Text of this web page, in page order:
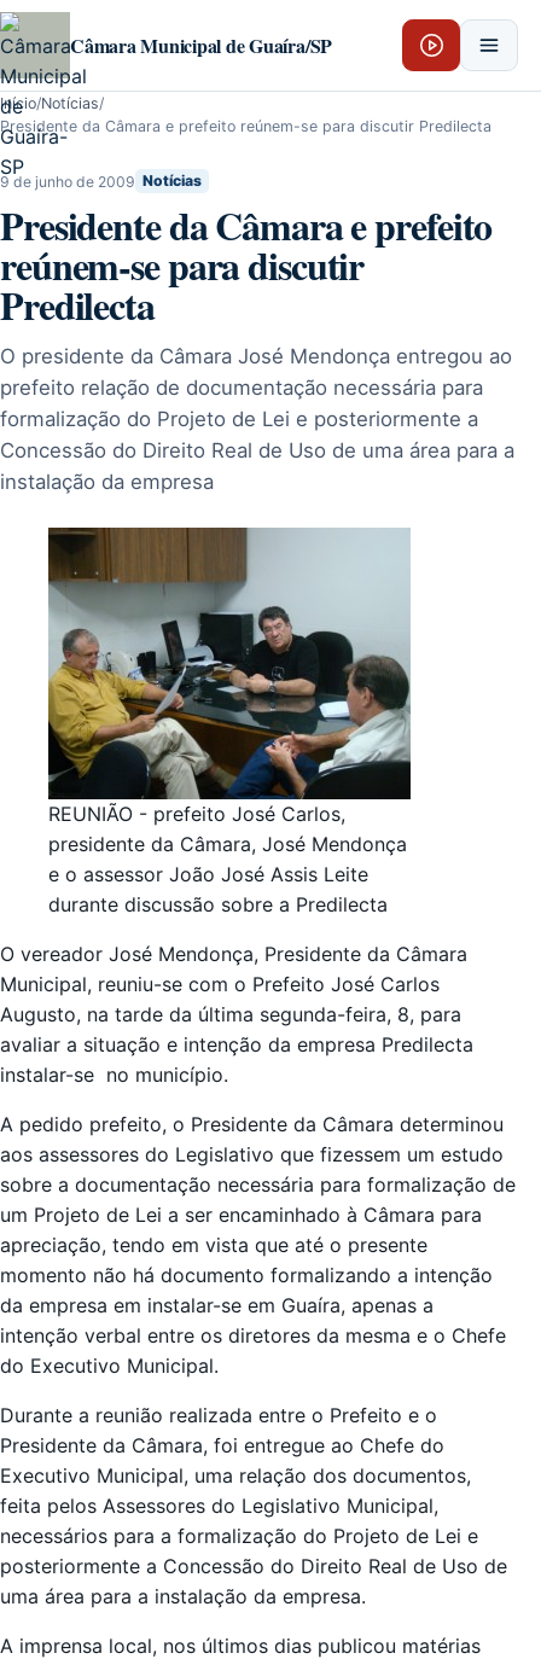
Pular para o conteúdo
Câmara Municipal de Guaíra/SP
Início/Notícias/
Presidente da Câmara e prefeito reúnem-se para discutir Predilecta
9 de junho de 2009 Notícias
Presidente da Câmara e prefeito
reúnem-se para discutir
Predilecta
O presidente da Câmara José Mendonça entregou ao
prefeito relação de documentação necessária para
formalização do Projeto de Lei e posteriormente a
Concessão do Direito Real de Uso de uma área para a
instalação da empresa
REUNIÃO - prefeito José Carlos,
presidente da Câmara, José Mendonça
e o assessor João José Assis Leite
durante discussão sobre a Predilecta
O vereador José Mendonça, Presidente da Câmara
Municipal, reuniu-se com o Prefeito José Carlos
Augusto, na tarde da última segunda-feira, 8, para
avaliar a situação e intenção da empresa Predilecta
instalar-se no município.
A pedido prefeito, o Presidente da Câmara determinou
aos assessores do Legislativo que fizessem um estudo
sobre a documentação necessária para formalização de
um Projeto de Lei a ser encaminhado à Câmara para
apreciação, tendo em vista que até o presente
momento não há documento formalizando a intenção
da empresa em instalar-se em Guaíra, apenas a
intenção verbal entre os diretores da mesma e o Chefe
do Executivo Municipal.
Durante a reunião realizada entre o Prefeito e o
Presidente da Câmara, foi entregue ao Chefe do
Executivo Municipal, uma relação dos documentos,
feita pelos Assessores do Legislativo Municipal,
necessários para a formalização do Projeto de Lei e
posteriormente a Concessão do Direito Real de Uso de
uma área para a instalação da empresa.
A imprensa local, nos últimos dias publicou matérias